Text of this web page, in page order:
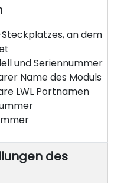
an dem
und Seriennummer
Name des Moduls
LWL Portnamen
des